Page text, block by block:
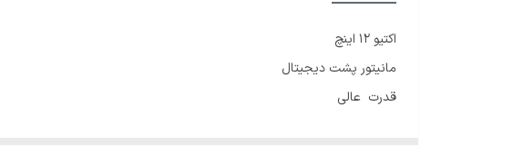
اکتیو ۱۲ اینچ
مانیتور پشت دیجیتال
قدرت عالی